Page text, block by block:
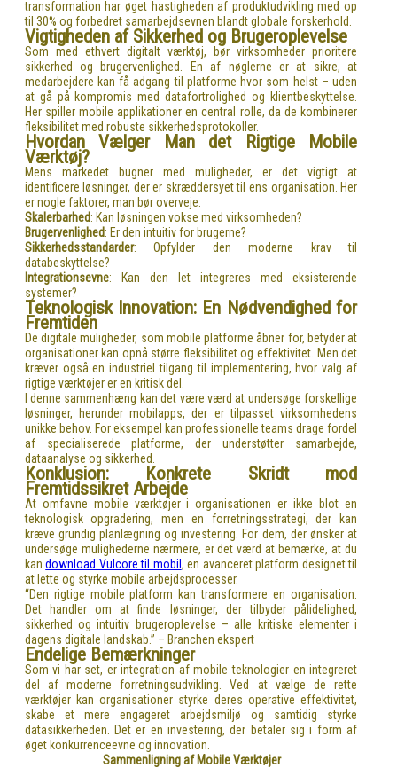
transformation har øget hastigheden af produktudvikling med op
til 30% og forbedret samarbejdsevnen blandt globale forskerhold.
Vigtigheden af Sikkerhed og Brugeroplevelse
Som med ethvert digitalt værktøj, bør virksomheder prioritere
sikkerhed og brugervenlighed. En af nøglerne er at sikre, at
medarbejdere kan få adgang til platforme hvor som helst – uden
at gå på kompromis med datafortrolighed og klientbeskyttelse.
Her spiller mobile applikationer en central rolle, da de kombinerer
fleksibilitet med robuste sikkerhedsprotokoller.
Hvordan Vælger Man det Rigtige Mobile
Værktøj?
Mens markedet bugner med muligheder, er det vigtigt at
identificere løsninger, der er skræddersyet til ens organisation. Her
er nogle faktorer, man bør overveje:
Skalerbarhed: Kan løsningen vokse med virksomheden?
Brugervenlighed: Er den intuitiv for brugerne?
Sikkerhedsstandarder: Opfylder den moderne krav til
databeskyttelse?
Integrationsevne: Kan den let integreres med eksisterende
systemer?
Teknologisk Innovation: En Nødvendighed for
Fremtiden
De digitale muligheder, som mobile platforme åbner for, betyder at
organisationer kan opnå større fleksibilitet og effektivitet. Men det
kræver også en industriel tilgang til implementering, hvor valg af
rigtige værktøjer er en kritisk del.
I denne sammenhæng kan det være værd at undersøge forskellige
løsninger, herunder mobilapps, der er tilpasset virksomhedens
unikke behov. For eksempel kan professionelle teams drage fordel
af specialiserede platforme, der understøtter samarbejde,
dataanalyse og sikkerhed.
Konklusion: Konkrete Skridt mod
Fremtidssikret Arbejde
At omfavne mobile værktøjer i organisationen er ikke blot en
teknologisk opgradering, men en forretningsstrategi, der kan
kræve grundig planlægning og investering. For dem, der ønsker at
undersøge mulighederne nærmere, er det værd at bemærke, at du
kandownload Vulcore til mobil , en avanceret platform designet til
at lette og styrke mobile arbejdsprocesser.
“Den rigtige mobile platform kan transformere en organisation.
Det handler om at finde løsninger, der tilbyder pålidelighed,
sikkerhed og intuitiv brugeroplevelse – alle kritiske elementer i
dagens digitale landskab.” – Branchen ekspert
Endelige Bemærkninger
Som vi har set, er integration af mobile teknologier en integreret
del af moderne forretningsudvikling. Ved at vælge de rette
værktøjer kan organisationer styrke deres operative effektivitet,
skabe et mere engageret arbejdsmiljø og samtidig styrke
datasikkerheden. Det er en investering, der betaler sig i form af
øget konkurrenceevne og innovation.
Sammenligning af Mobile Værktøjer